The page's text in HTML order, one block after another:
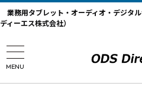
業務用タブレット・オーディオ・デジタ
ディーエス株式会社）
MENU